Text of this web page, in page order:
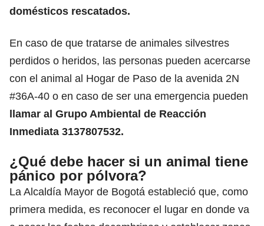
domésticos rescatados.
En caso de que tratarse de animales silvestres
perdidos o heridos, las personas pueden acercarse
con el animal al Hogar de Paso de la avenida 2N
#36A-40 o en caso de ser una emergencia pueden
llamar al Grupo Ambiental de Reacción
Inmediata 3137807532.
¿Qué debe hacer si un animal tiene
pánico por pólvora?
La Alcaldía Mayor de Bogotá estableció que, como
primera medida, es reconocer el lugar en donde va